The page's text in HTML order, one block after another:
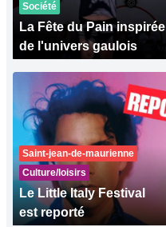
Société
La Fête du Pain inspirée
de l'univers gaulois
Saint-jean-de-maurienne
Culture/loisirs
Le Little Italy Festival
est reporté